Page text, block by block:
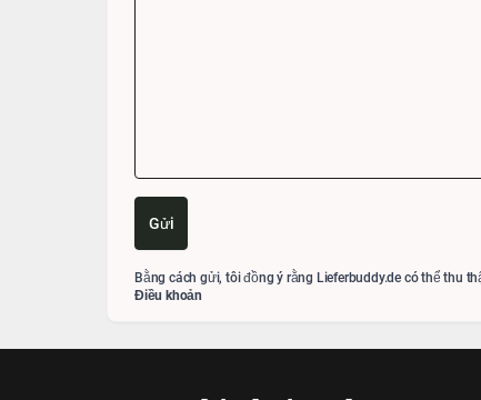
Gửi
Bằng cách gửi, tôi đồng ý rằng Lieferbuddy.de có thể thu
Điều khoản